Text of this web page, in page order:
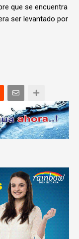
que se encuentra
ser levantado por